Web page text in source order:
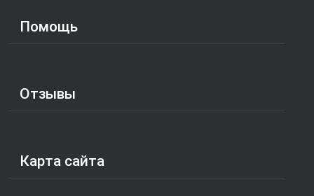
Помощь
Отзывы
Карта сайта